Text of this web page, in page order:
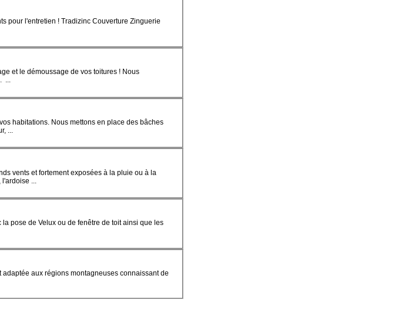
pour l'entretien ! Tradizinc Couverture Zinguerie
et le démoussage de vos toitures ! Nous
...
habitations. Nous mettons en place des bâches
...
vents et fortement exposées à la pluie ou à la
...
la pose de Velux ou de fenêtre de toit ainsi que les
aux régions montagneuses connaissant de